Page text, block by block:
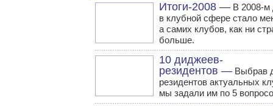
Итоги-2008 — В 2008-м
в клубной сфере стало
а самих клубов, как ни
больше.
10 диджеев-
резидентов — Выбрав
резидентов актуальных
мы задали им по 5